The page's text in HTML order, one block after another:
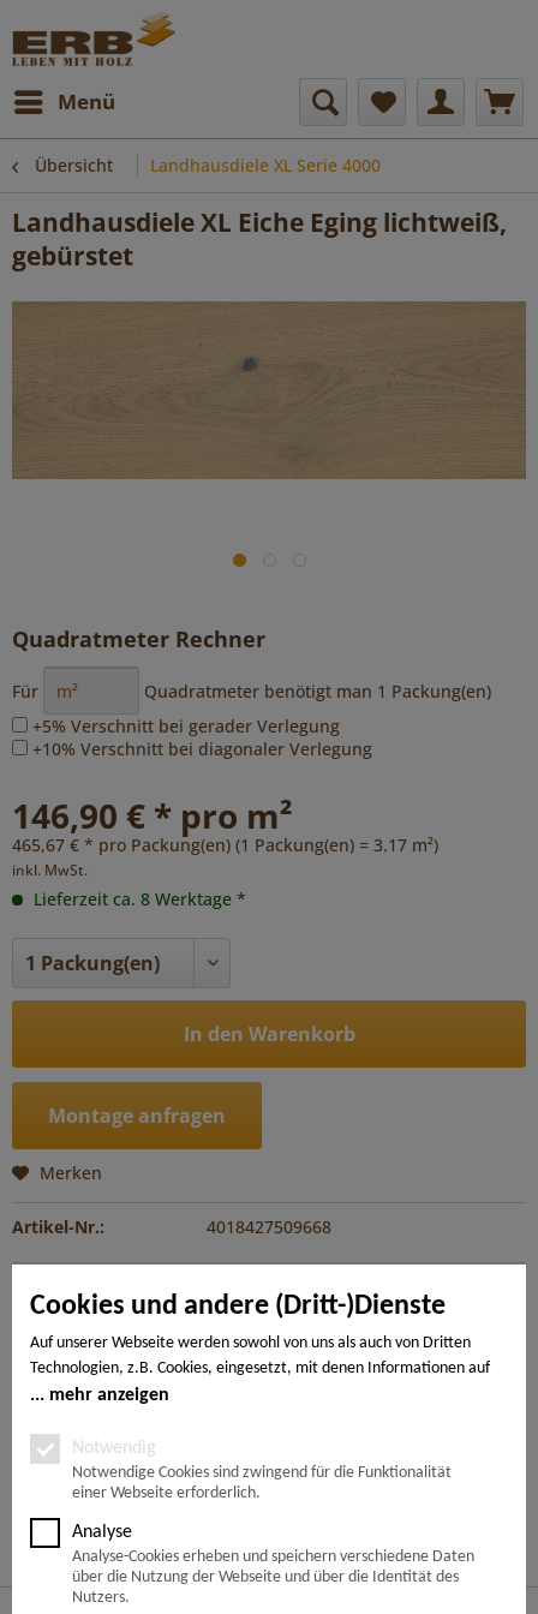
Cookies und andere (Dritt-)Dienste
Auf unserer Webseite werden sowohl von uns als auch von Dritten
Technologien, z.B. Cookies, eingesetzt, mit denen Informationen auf
Ihrem Endgerät gespeichert und/oder von Ihrem Endgerät abgerufen
Notwendige Cookies, Analyse-, Marketing- und Statistik-Cookies. Bei
den notwendigen Cookies handelt es sich um solche, die technisch
notwendig sind, um den von Ihnen gewünschten Dienst
bereitzustellen, die übrigen Cookies werden nur auf Grund einer von
Ihnen erteilten Einwilligung gesetzt. Die Einwilligung ist freiwillig.
Personen, die das 16. Lebensjahr noch nicht vollendet haben,
benötigen die Zustimmung der Sorgeberechtigten. Sie können Ihre
mehr anzeigen
Notwendig
Notwendige Cookies sind zwingend für die Funktionalität
einer Webseite erforderlich.
Analyse
Analyse-Cookies erheben und speichern verschiedene Daten
über die Nutzung der Webseite und über die Identität des
Nutzers.
Menü
Übersicht Landhausdiele XL Serie 4000
Landhausdiele XL Eiche Eging lichtweiß,
gebürstet
Quadratmeter Rechner
Für Quadratmeter benötigt man 1 Packung(en)
+5% Verschnitt bei gerader Verlegung
+10% Verschnitt bei diagonaler Verlegung
146,90 € * pro m²
465,67 € * pro Packung(en) (1 Packung(en) = 3.17 m²)
inkl. MwSt.
Lieferzeit ca. 8 Werktage *
In den Warenkorb
Montage anfragen
Merken
Artikel-Nr.: 4018427509668
Das extrabreite Landhausdielen-Format verleiht großen
Räumen eine besonders weitläufige, elegante...mehr
Ähnliche Artikel
Kunden haben sich ebenfalls angesehen